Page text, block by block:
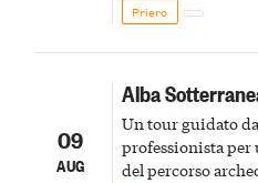
Priero
09
AUG
Alba
Un tour guidato
professionista
del percorso